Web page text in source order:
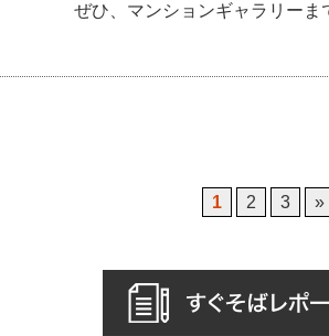
ぜひ、マンションギャラリーま
1 2 3 »